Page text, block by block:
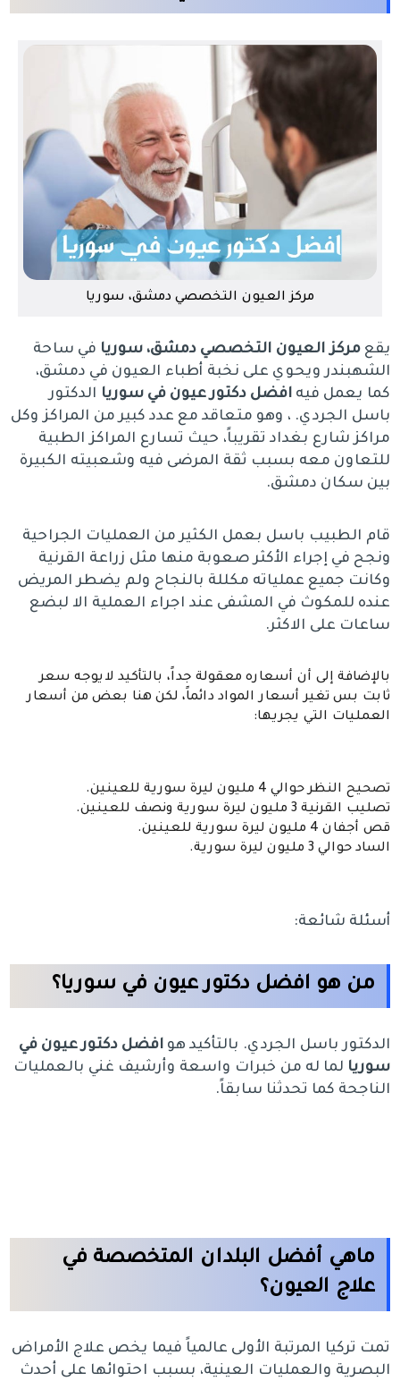
مركز العيون التخصصي دمشق، سوريا
يقعمركز العيون التخصصي دمشق، سوريا في ساحة
الشهبندر ويحوي على نخبة أطباء العيون في دمشق،
كما يعمل فيهافضل دكتور عيون في سوريا الدكتور
باسل الجردي. ، وهو متعاقد مع عدد كبير من المراكز وكل
مراكز شارع بغداد تقريباً، حيث تسارع المراكز الطبية
للتعاون معه بسبب ثقة المرضى فيه وشعبيته الكبيرة
بين سكان دمشق.
قام الطبيب باسل بعمل الكثير من العمليات الجراحية
ونجح في إجراء الأكثر صعوبة منها مثل زراعة القرنية
وكانت جميع عملياته مكللة بالنجاح ولم يضطر المريض
عنده للمكوث في المشفى عند اجراء العملية الا لبضع
ساعات على الاكثر.
بالإضافة إلى أن أسعاره معقولة جداً، بالتأكيد لايوجه سعر
ثابت بس تغير أسعار المواد دائماً، لكن هنا بعض من أسعار
العمليات التي يجريها:
تصحيح النظر حوالي 4 مليون ليرة سورية للعينين.
تصليب القرنية 3 مليون ليرة سورية ونصف للعينين.
قص أجفان 4 مليون ليرة سورية للعينين.
الساد حوالي 3 مليون ليرة سورية.
أسئلة شائعة:
من هو افضل دكتور عيون في سوريا؟
الدكتور باسل الجردي. بالتأكيد هوافضل دكتور عيون في
سوريا لما له من خبرات واسعة وأرشيف غني بالعمليات
الناجحة كما تحدثنا سابقاً.
ماهي أفضل البلدان المتخصصة في
علاج العيون؟
تمت تركيا المرتبة الأولى عالمياً فيما يخص علاج الأمراض
البصرية والعمليات العينية، بسبب احتوائها على أحدث